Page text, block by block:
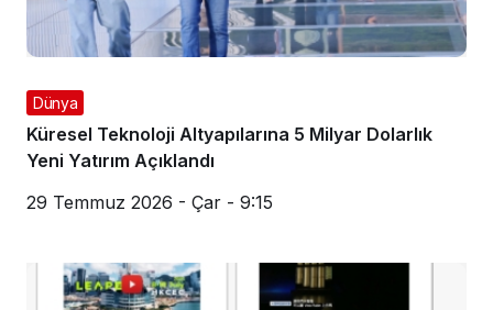
Dünya
Küresel Teknoloji Altyapılarına 5 Milyar Dolarlık
Yeni Yatırım Açıklandı
29 Temmuz 2026 - Çar - 9:15